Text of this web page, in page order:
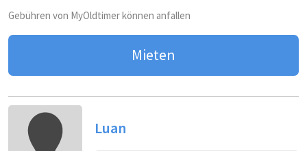
Gebühren von MyOldtimer können anfallen
Mieten
Luan